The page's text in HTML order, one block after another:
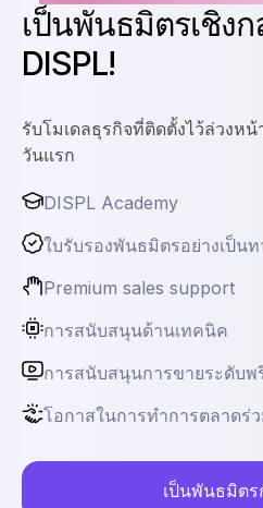
เป็นพันธมิตรเชิง
DISPL!
รับโมเดลธุรกิจที่ติดตั้งไว้ล่วงหน้
วันแรก
DISPL Academy
ใบรับรองพันธมิตรอย่างเป็นท
Premium sales support
การสนับสนุนด้านเทคนิค
การสนับสนุนการขายระดับพ
โอกาสในการทำการตลาดร่
เป็นพันธมิตร